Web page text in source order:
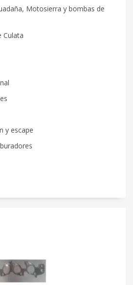
Motosierra y bombas de
Culata
y escape